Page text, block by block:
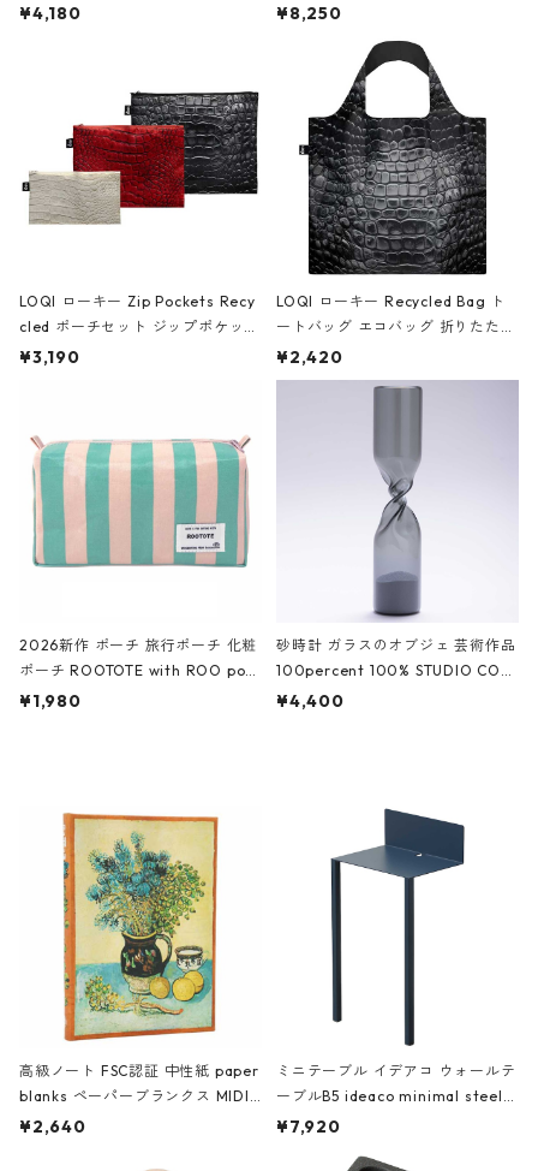
ミエ-B ショルダーバッグ グロスピ
¥4,180
ボストンバッグ ショルダーバッグ
Black ジャン=ミッシェル・バスキ
ア/クラウン ブラック
¥8,250
LOQI ローキー Zip Pockets Recy
cled ポーチセット ジップポケット
ファスナーポーチ 撥水加工 トラベ
ーガンディー、オフホワイト
¥3,190
LOQI ローキー Recycled Bag ト
ートバッグ エコバッグ 折りたたみ
大きめ 撥水加工 収納ポーチ CRO
CODILE/Black クロコダイル/ブラ
¥2,420
2026新作 ポーチ 旅行ポーチ 化粧
ポーチ ROOTOTE with ROO pou
ch 3532 ルートート WR.ポーチ.ラ
¥1,980
砂時計 ガラスのオブジェ 芸術作品
100percent 100% STUDIO COH
AKU Timeless 100パーセント ス
¥4,400
高級ノート FSC認証 中性紙 paper
blanks ペーパーブランクス MIDI
ハードカバー 罫線 ヴァン・ゴッホ
¥2,640
ミニテーブル イデアコ ウォールテ
ーブルB5 ideaco minimal steel f
urniture WALL Table B5 ネイビー
¥7,920